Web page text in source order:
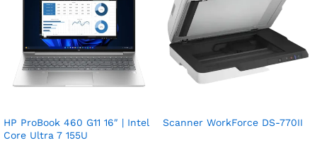
HP ProBook 460 G11 16″ | Intel
Core Ultra 7 155U
Scanner WorkForce DS-770II